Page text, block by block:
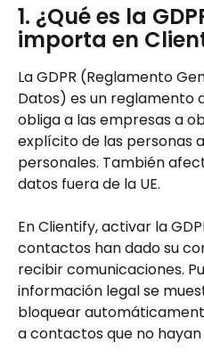
1. ¿Qué es la
importa en
La GDPR (Reglamento
Datos) es un reglamento
obliga a las empresas a
explícito de las personas
personales. También
datos fuera de la UE.
En Clientify, activar la
contactos han dado su
recibir comunicaciones.
información legal se
bloquear
a contactos que no